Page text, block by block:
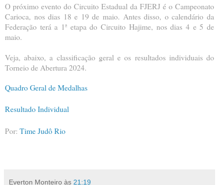
O próximo evento do Circuito Estadual da FJERJ é o Campeonato
Carioca, nos dias 18 e 19 de maio. Antes disso, o calendário da
Federação terá a 1ª etapa do Circuito Hajime, nos dias 4 e 5 de
maio.
Veja, abaixo, a classificação geral e os resultados individuais do
Torneio de Abertura 2024.
Quadro Geral de Medalhas
Resultado Individual
Por: Time Judô Rio
Everton Monteiro às 21:19